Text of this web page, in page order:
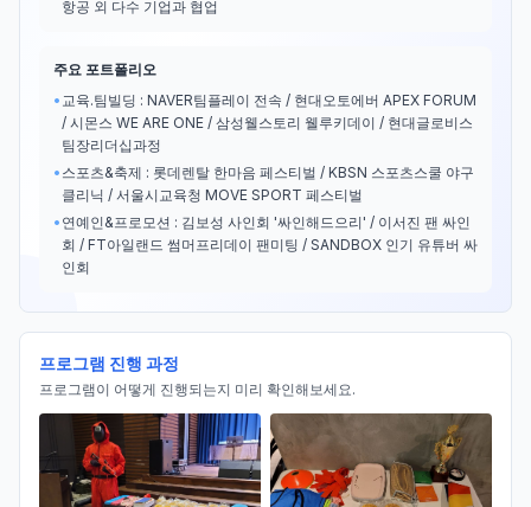
항공 외 다수 기업과 협업
주요 포트폴리오
• 교육.팀빌딩 : NAVER팀플레이 전속 / 현대오토에버 APEX FORUM
/ 시몬스 WE ARE ONE / 삼성웰스토리 웰루키데이 / 현대글로비스
팀장리더십과정
• 스포츠&축제 : 롯데렌탈 한마음 페스티벌 / KBSN 스포츠스쿨 야구
클리닉 / 서울시교육청 MOVE SPORT 페스티벌
• 연예인&프로모션 : 김보성 사인회 '싸인해드으리' / 이서진 팬 싸인
회 / FT아일랜드 썸머프리데이 팬미팅 / SANDBOX 인기 유튜버 싸
인회
프로그램 진행 과정
프로그램이 어떻게 진행되는지 미리 확인해보세요.